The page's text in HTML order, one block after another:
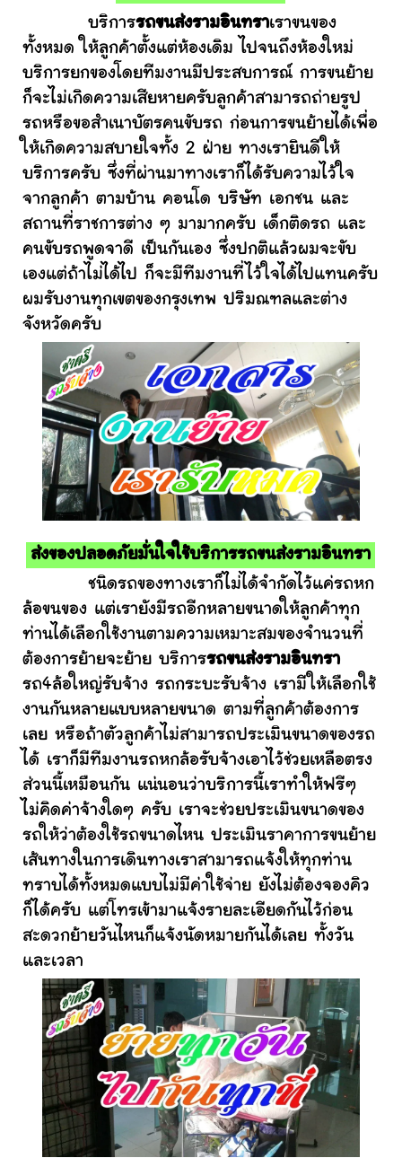
บริการรถขนส่งรามอินทราเราขนของ
ทั้งหมด ให้ลูกค้าตั้งแต่ห้องเดิม ไปจนถึงห้องใหม่
บริการยกของโดยทีมงานมีประสบการณ์ การขนย้าย
ก็จะไม่เกิดความเสียหายครับลูกค้าสามารถถ่ายรูป
รถหรือขอสำเนาบัตรคนขับรถ ก่อนการขนย้ายได้เพื่อ
ให้เกิดความสบายใจทั้ง 2 ฝ่าย ทางเรายินดีให้
บริการครับ ซึ่งที่ผ่านมาทางเราก็ได้รับความไว้ใจ
จากลูกค้า ตามบ้าน คอนโด บริษัท เอกชน และ
สถานที่ราชการต่าง ๆ มามากครับ เด็กติดรถ และ
คนขับรถพูดจาดี เป็นกันเอง ซึ่งปกติแล้วผมจะขับ
เองแต่ถ้าไม่ได้ไป ก็จะมีทีมงานที่ไว้ใจได้ไปแทนครับ
ผมรับงานทุกเขตของกรุงเทพ ปริมณฑลและต่าง
จังหวัดครับ
ส่งของปลอดภัยมั่นใจใช้บริการรถขนส่งรามอินทรา
ชนิดรถของทางเราก็ไม่ได้จำกัดไว้แค่รถหก
ล้อขนของ แต่เรายังมีรถอีกหลายขนาดให้ลูกค้าทุก
ท่านได้เลือกใช้งานตามความเหมาะสมของจำนวนที่
ต้องการย้ายจะย้าย บริการรถขนส่งรามอินทรา
รถ4ล้อใหญ่รับจ้าง รถกระบะรับจ้าง เรามีให้เลือกใช้
งานกันหลายแบบหลายขนาด ตามที่ลูกค้าต้องการ
เลย หรือถ้าตัวลูกค้าไม่สามารถประเมินขนาดของรถ
ได้ เราก็มีทีมงานรถหกล้อรับจ้างเอาไว้ช่วยเหลือตรง
ส่วนนี้เหมือนกัน แน่นอนว่าบริการนี้เราทำให้ฟรีๆ
ไม่คิดค่าจ้างใดๆ ครับ เราจะช่วยประเมินขนาดของ
รถให้ว่าต้องใช้รถขนาดไหน ประเมินราคาการขนย้าย
เส้นทางในการเดินทางเราสามารถแจ้งให้ทุกท่าน
ทราบได้ทั้งหมดแบบไม่มีค่าใช้จ่าย ยังไม่ต้องจองคิว
ก็ได้ครับ แต่โทรเข้ามาแจ้งรายละเอียดกันไว้ก่อน
สะดวกย้ายวันไหนก็แจ้งนัดหมายกันได้เลย ทั้งวัน
และเวลา